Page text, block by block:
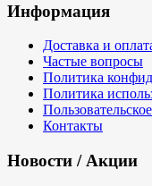
Информация
Доставка и
Частые вопросы
Политика
Политика
Контакты
Новости / Акции